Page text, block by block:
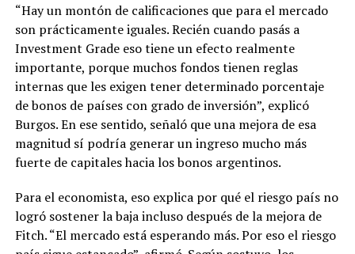
“Hay un montón de calificaciones que para el mercado
son prácticamente iguales. Recién cuando pasás a
Investment Grade eso tiene un efecto realmente
importante, porque muchos fondos tienen reglas
internas que les exigen tener determinado porcentaje
de bonos de países con grado de inversión”, explicó
Burgos. En ese sentido, señaló que una mejora de esa
magnitud sí podría generar un ingreso mucho más
fuerte de capitales hacia los bonos argentinos.
Para el economista, eso explica por qué el riesgo país no
logró sostener la baja incluso después de la mejora de
Fitch. “El mercado está esperando más. Por eso el riesgo